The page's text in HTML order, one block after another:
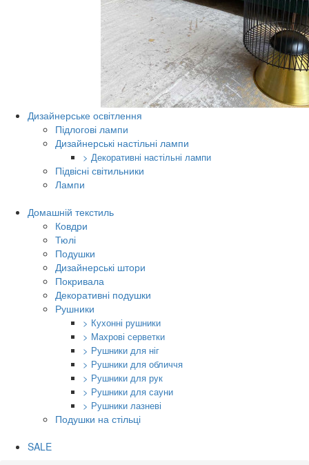
Дизайнерське освітлення
Підлогові лампи
Дизайнерські настільні лампи
> Декоративні настільні лампи
Підвісні світильники
Лампи
Домашній текстиль
Ковдри
Тюлі
Подушки
Дизайнерські штори
Покривала
Декоративні подушки
Рушники
> Кухонні рушники
> Махрові серветки
> Рушники для ніг
> Рушники для обличчя
> Рушники для рук
> Рушники для сауни
> Рушники лазневі
Подушки на стільці
SALE